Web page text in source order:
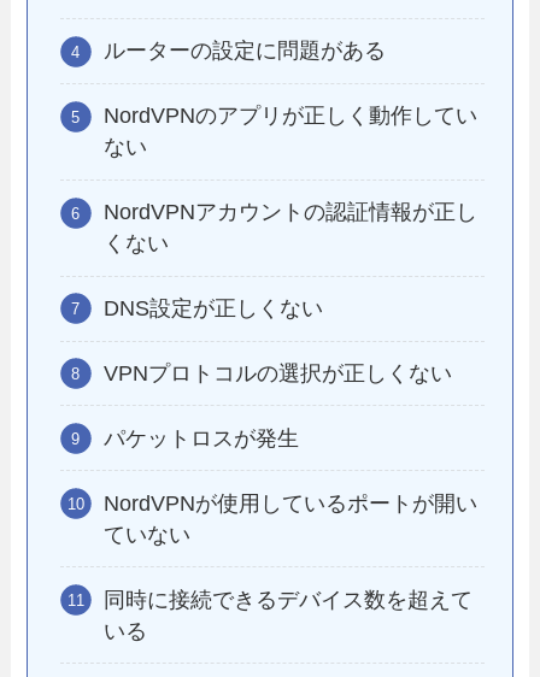
ルーターの設定に問題がある
NordVPNのアプリが正しく動作してい
ない
NordVPNアカウントの認証情報が正し
くない
DNS設定が正しくない
VPNプロトコルの選択が正しくない
パケットロスが発生
NordVPNが使用しているポートが開い
ていない
同時に接続できるデバイス数を超えて
いる